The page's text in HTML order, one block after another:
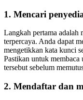
1. Mencari
Langkah pertama adalah
terpercaya. Anda dapat
mengetikkan kata kunci
Pastikan untuk membaca
tersebut sebelum
2. Mendaftar dan